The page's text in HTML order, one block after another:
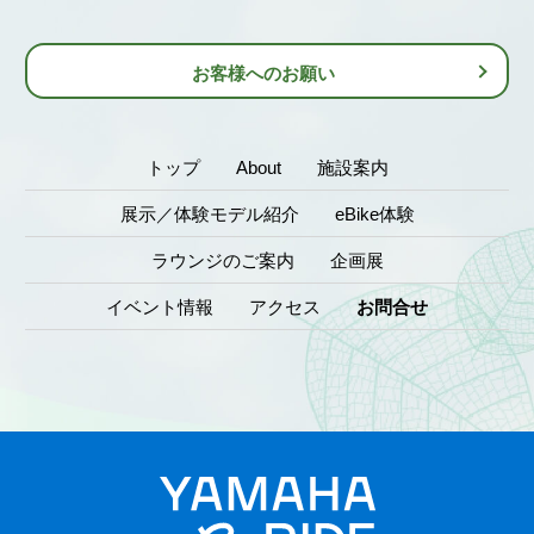
お客様へのお願い
トップ About 施設案内
展示／体験モデル紹介 eBike体験
ラウンジのご案内 企画展
イベント情報 アクセス お問合せ